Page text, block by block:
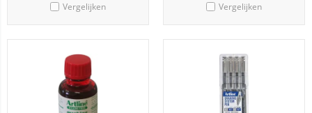
Vergelijken Vergelijken